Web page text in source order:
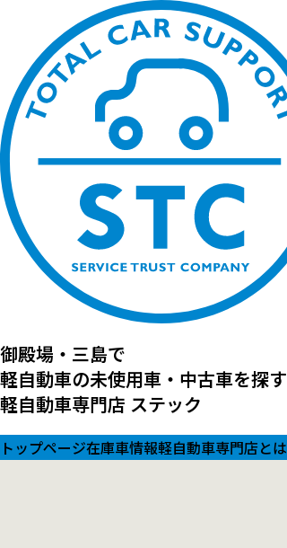
御殿場・三島で
軽自動車の未使用車・中古車を探
軽自動車専門店 ステック
トップページ在庫車情報軽自動車専門店とは